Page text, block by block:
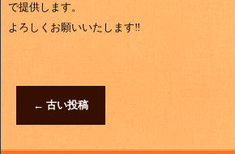
で提供します。
よろしくお願いいたします‼
← 古い投稿